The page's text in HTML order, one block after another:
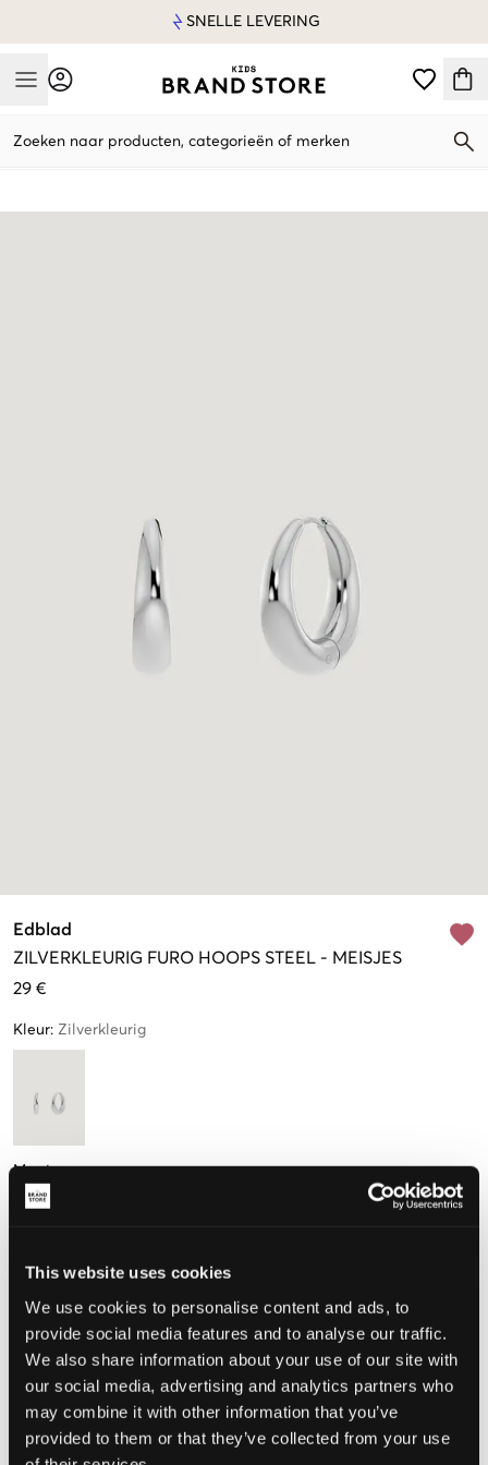
This website uses cookies
We use cookies to personalise content and ads, to
provide social media features and to analyse our traffic.
We also share information about your use of our site with
our social media, advertising and analytics partners who
may combine it with other information that you’ve
provided to them or that they’ve collected from your use
SNELLE LEVERING
Mobile Menu
Zoeken naar producten, categorieën of merken
Edblad
ZILVERKLEURIG FURO HOOPS STEEL - MEISJES
29 €
Kleur: Zilverkleurig
Maat
De maat lijkt
KIES EEN MAAT